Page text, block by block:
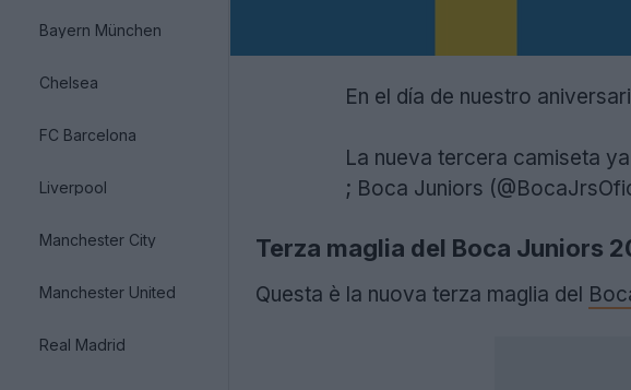
Bayern München
Chelsea
FC Barcelona
Liverpool
Manchester City
Manchester United
Real Madrid
En el día de nuestro
La nueva tercera camiseta
; Boca Juniors
Terza maglia del Boca Juniors
Questa è la nuova terza maglia del